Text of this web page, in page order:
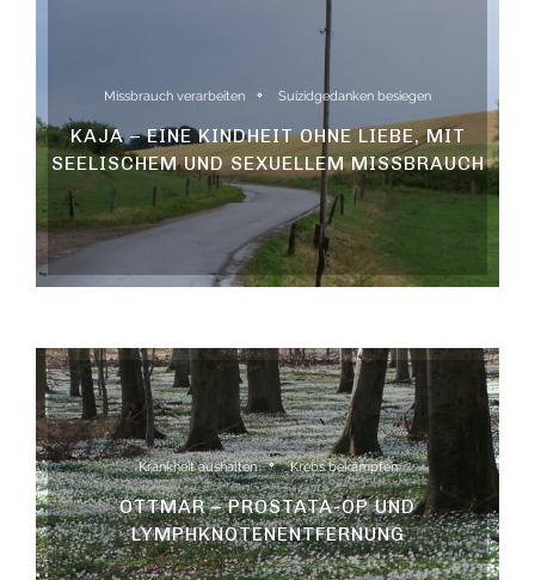
Missbrauch verarbeiten Suizidgedanken besiegen
KAJA – EINE KINDHEIT OHNE LIEBE, MIT
SEELISCHEM UND SEXUELLEM MISSBRAUCH
Krankheit aushalten Krebs bekämpfen
OTTMAR – PROSTATA-OP UND
LYMPHKNOTENENTFERNUNG